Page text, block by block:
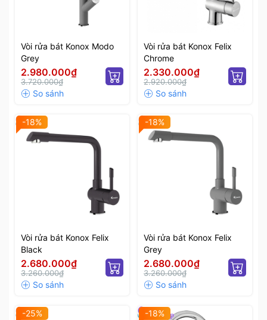
Vòi rửa bát Konox Modo
Grey
2.980.000₫
3.720.000₫
Vòi rửa bát Konox Felix
Chrome
2.330.000₫
2.920.000₫
-18%
Vòi rửa bát Konox Felix
Black
2.680.000₫
3.260.000₫
-18%
Vòi rửa bát Konox Felix
Grey
2.680.000₫
3.260.000₫
-25% -18%